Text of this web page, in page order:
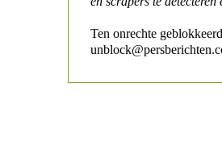
Ten onrechte